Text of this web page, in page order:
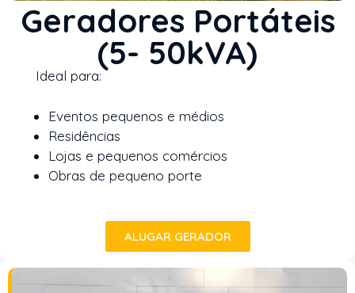
Geradores Portáteis
(5- 50kVA)
Ideal para:
Eventos pequenos e médios
Residências
Lojas e pequenos comércios
Obras de pequeno porte
ALUGAR GERADOR